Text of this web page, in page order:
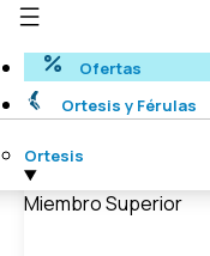
Ofertas
Ortesis y Férulas
Ortesis
Miembro Superior